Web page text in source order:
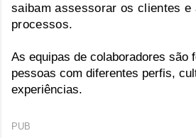
saibam assessorar os clientes e
processos.
As equipas de colaboradores são
pessoas com diferentes perfis,
experiências.
PUB